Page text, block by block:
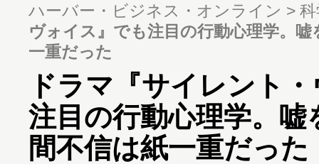
ハーバー・ビジネス・オンライン
ヴォイス』でも注目の行動心理学。
一重だった
ドラマ『サイレント
注目の行動心理学。嘘
間不信は紙一重だった